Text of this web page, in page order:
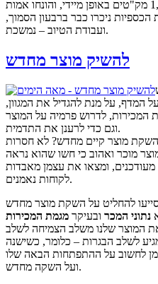
בסיכומו של התהליך בוטלו כ-1,500 מק"טים באופן מיידי, והונחו אמות
ניכרו כבר ברבעון הסמוך,
ועבודת הטיוב – נמשכת.
להשיק מוצר מחדש
המדף, על מנת להגדיל את המגוון,
המכירות, לדרוש פרמיה על המוצר
וגם כדי לרענן את התדמית.
מוצר קיים מחדש? לא חסרות
מוכר ואהוב כי חשו שהוא נראה
מעודכנים, ומצאו את עצמן מאבדות
לקוחות נאמנים.
נתוני המכר ובעיקר מגמת המכירות
המוצר שלנו משלב הצמיחה לשלב
לשלב הבגרות – כלומר, כשישנה
לחשוב על ההתפתחות הבאה שלו
ועל השקה מחדש.